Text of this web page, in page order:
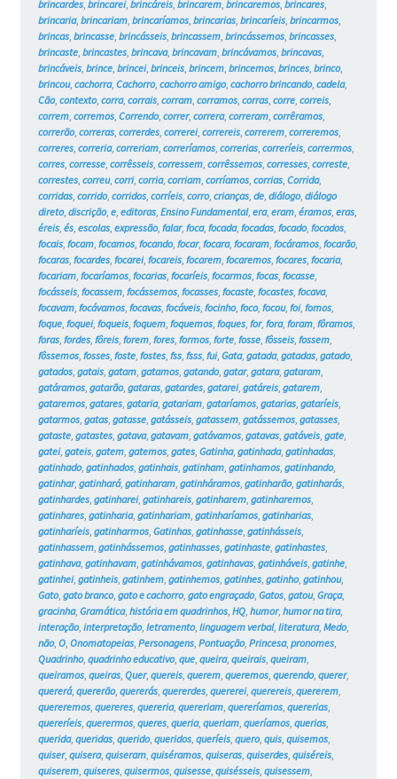
brincardes, brincarei, brincáreis, brincarem, brincaremos, brincares,
brincaria, brincariam, brincaríamos, brincarias, brincaríeis, brincarmos,
brincas, brincasse, brincásseis, brincassem, brincássemos, brincasses,
brincaste, brincastes, brincava, brincavam, brincávamos, brincavas,
brincáveis, brince, brincei, brinceis, brincem, brincemos, brinces, brinco,
brincou, cachorra, Cachorro, cachorro amigo, cachorro brincando, cadela,
Cão, contexto, corra, corrais, corram, corramos, corras, corre, correis,
correm, corremos, Correndo, correr, correra, correram, corrêramos,
correrão, correras, correrdes, correrei, correreis, correrem, correremos,
correres, correria, correriam, correríamos, correrias, correríeis, corrermos,
corres, corresse, corrêsseis, corressem, corrêssemos, corresses, correste,
correstes, correu, corri, corria, corriam, corríamos, corrias, Corrida,
corridas, corrido, corridos, corríeis, corro, crianças, de, diálogo, diálogo
direto, discrição, e, editoras, Ensino Fundamental, era, eram, éramos, eras,
éreis, és, escolas, expressão, falar, foca, focada, focadas, focado, focados,
focais, focam, focamos, focando, focar, focara, focaram, focáramos, focarão,
focaras, focardes, focarei, focareis, focarem, focaremos, focares, focaria,
focariam, focaríamos, focarias, focaríeis, focarmos, focas, focasse,
focásseis, focassem, focássemos, focasses, focaste, focastes, focava,
focavam, focávamos, focavas, focáveis, focinho, foco, focou, foi, fomos,
foque, foquei, foqueis, foquem, foquemos, foques, for, fora, foram, fôramos,
foras, fordes, fôreis, forem, fores, formos, forte, fosse, fôsseis, fossem,
fôssemos, fosses, foste, fostes, fss, fsss, fui, Gata, gatada, gatadas, gatado,
gatados, gatais, gatam, gatamos, gatando, gatar, gatara, gataram,
gatáramos, gatarão, gataras, gatardes, gatarei, gatáreis, gatarem,
gataremos, gatares, gataria, gatariam, gataríamos, gatarias, gataríeis,
gatarmos, gatas, gatasse, gatásseis, gatassem, gatássemos, gatasses,
gataste, gatastes, gatava, gatavam, gatávamos, gatavas, gatáveis, gate,
gatei, gateis, gatem, gatemos, gates, Gatinha, gatinhada, gatinhadas,
gatinhado, gatinhados, gatinhais, gatinham, gatinhamos, gatinhando,
gatinhar, gatinhará, gatinharam, gatinháramos, gatinharão, gatinharás,
gatinhardes, gatinharei, gatinhareis, gatinharem, gatinharemos,
gatinhares, gatinharia, gatinhariam, gatinharíamos, gatinharias,
gatinharíeis, gatinharmos, Gatinhas, gatinhasse, gatinhásseis,
gatinhassem, gatinhássemos, gatinhasses, gatinhaste, gatinhastes,
gatinhava, gatinhavam, gatinhávamos, gatinhavas, gatinháveis, gatinhe,
gatinhei, gatinheis, gatinhem, gatinhemos, gatinhes, gatinho, gatinhou,
Gato, gato branco, gato e cachorro, gato engraçado, Gatos, gatou, Graça,
gracinha, Gramática, história em quadrinhos, HQ, humor, humor na tira,
interação, interpretação, letramento, linguagem verbal, literatura, Medo,
não, O, Onomatopeias, Personagens, Pontuação, Princesa, pronomes,
Quadrinho, quadrinho educativo, que, queira, queirais, queiram,
queiramos, queiras, Quer, quereis, querem, queremos, querendo, querer,
quererá, quererão, quererás, quererdes, quererei, querereis, quererem,
quereremos, quereres, quereria, quereriam, quereríamos, quererias,
quereríeis, querermos, queres, queria, queriam, queríamos, querias,
querida, queridas, querido, queridos, queríeis, quero, quis, quisemos,
quiser, quisera, quiseram, quiséramos, quiseras, quiserdes, quiséreis,
quiserem, quiseres, quisermos, quisesse, quisésseis, quisessem,